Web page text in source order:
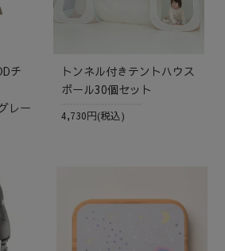
チ
レー
トンネル付きテントハウス
ボール30個セット
4,730円(税込)